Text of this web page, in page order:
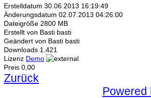
Erstelldatum 30.06.2013 16:19:49
Änderungsdatum 02.07.2013 04:26:00
Dateigröße 2800 MB
Erstellt von Basti basti
Geändert von Basti basti
Downloads 1.421
Lizenz Demo
Preis 0,00
Zurück
Powered